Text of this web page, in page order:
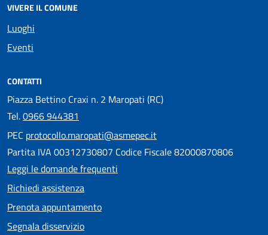
VIVERE IL COMUNE
Luoghi
Eventi
CONTATTI
Piazza Bettino Craxi n. 2 Maropati (RC)
Tel.0966 944381
PEC protocollo.maropati@asmepec.it
Partita IVA 00312730807 Codice Fiscale 82000870806
Leggi le domande frequenti
Richiedi assistenza
Prenota appuntamento
Segnala disservizio